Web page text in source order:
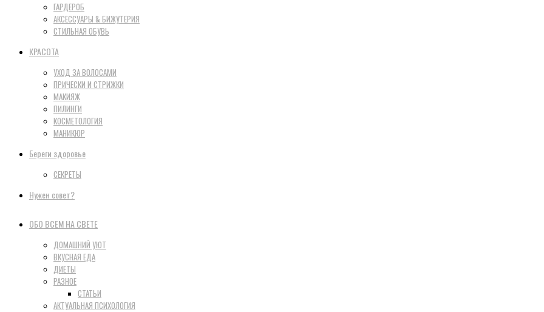
ГАРДЕРОБ
АКСЕССУАРЫ & БИЖУТЕРИЯ
СТИЛЬНАЯ ОБУВЬ
КРАСОТА
УХОД ЗА ВОЛОСАМИ
ПРИЧЕСКИ И СТРИЖКИ
МАКИЯЖ
ПИЛИНГИ
КОСМЕТОЛОГИЯ
МАНИКЮР
Береги здоровье
СЕКРЕТЫ
Нужен совет?
ОБО ВСЕМ НА СВЕТЕ
ДОМАШНИЙ УЮТ
ВКУСНАЯ ЕДА
ДИЕТЫ
РАЗНОЕ
СТАТЬИ
АКТУАЛЬНАЯ ПСИХОЛОГИЯ